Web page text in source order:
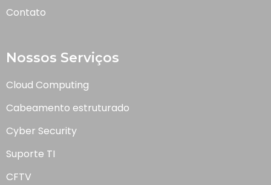
Contato
Nossos Serviços
Cloud Computing
Cabeamento estruturado
Cyber Security
Suporte TI
CFTV